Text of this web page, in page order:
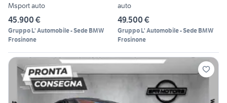
Msport auto
45.900 €
Gruppo L' Automobile - Sede BMW
Frosinone
auto
49.500 €
Gruppo L' Automobile - Sede BMW
Frosinone